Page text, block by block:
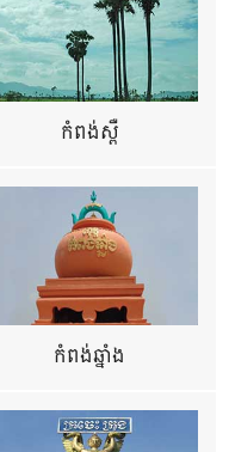
កំពង់ស្ពឺ
កំពង់ឆ្នាំង